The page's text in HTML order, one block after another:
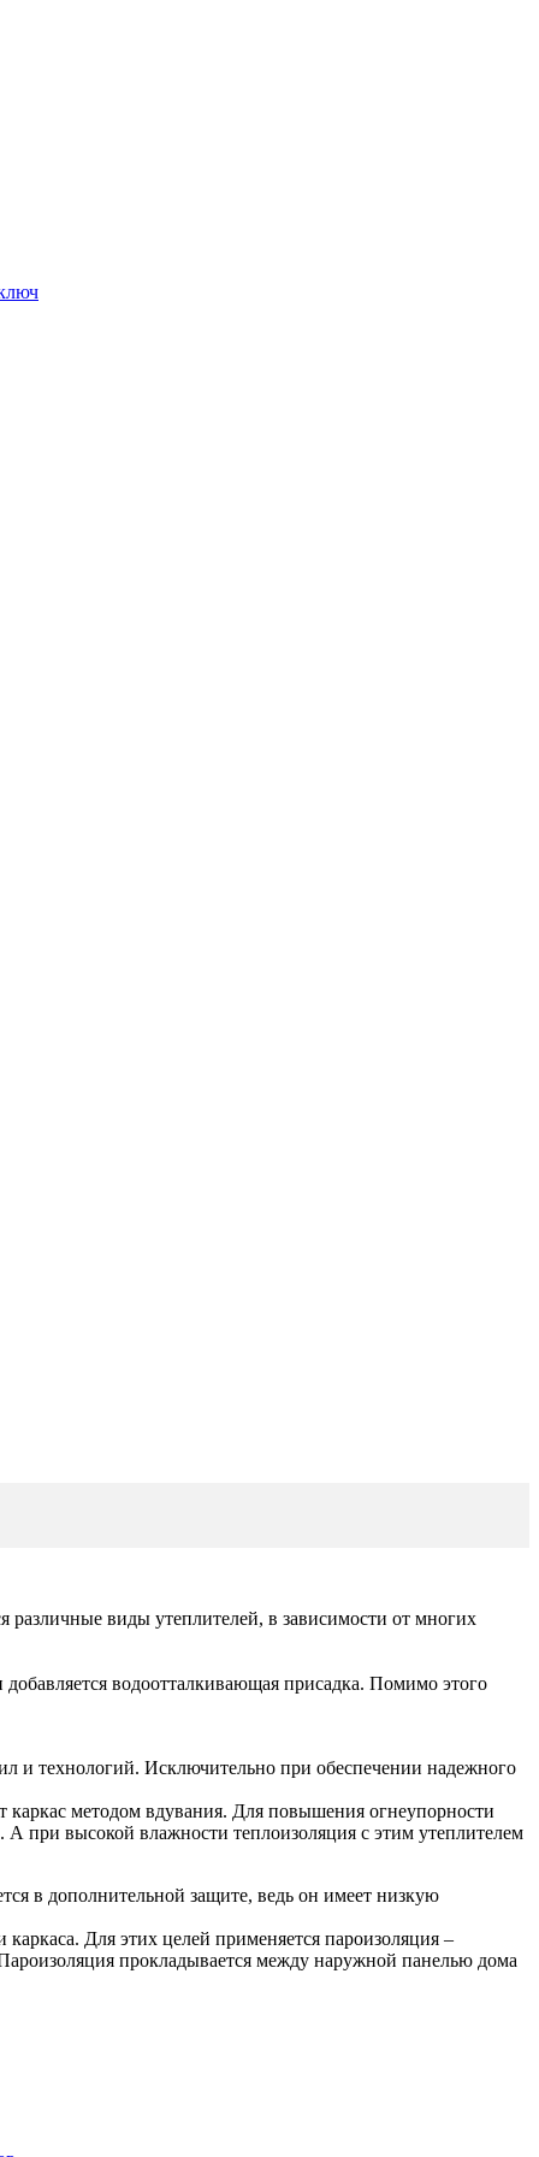
виды утеплителей, в зависимости от многих
добавляется водоотталкивающая присадка. Помимо этого
и технологий. Исключительно при обеспечении надежного
каркас методом вдувания. Для повышения огнеупорности
А при высокой влажности теплоизоляция с этим утеплителем
в дополнительной защите, ведь он имеет низкую
Для этих целей применяется пароизоляция –
прокладывается между наружной панелью дома